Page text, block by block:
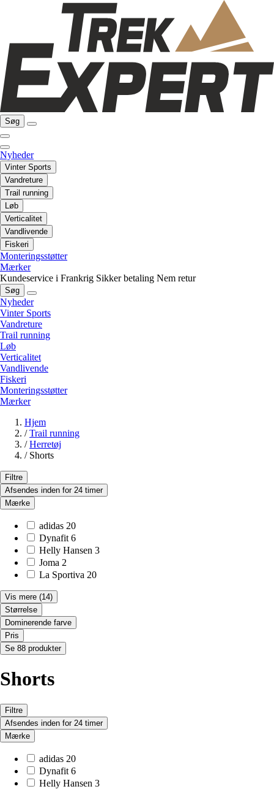
Søg
Nyheder
Vinter Sports
Vandreture
Trail running
Løb
Verticalitet
Vandlivende
Fiskeri
Monteringsstøtter
Mærker
Kundeservice i Frankrig Sikker betaling Nem retur
Søg
Nyheder
Vinter Sports
Vandreture
Trail running
Løb
Verticalitet
Vandlivende
Fiskeri
Monteringsstøtter
Mærker
Hjem
/ Trail running
/ Herretøj
/ Shorts
Filtre
Afsendes inden for 24 timer
Mærke
adidas 20
Dynafit 6
Helly Hansen 3
Joma 2
La Sportiva 20
Vis mere (14)
Størrelse
Dominerende farve
Pris
Se 88 produkter
Shorts
Filtre
Afsendes inden for 24 timer
Mærke
adidas 20
Dynafit 6
Helly Hansen 3